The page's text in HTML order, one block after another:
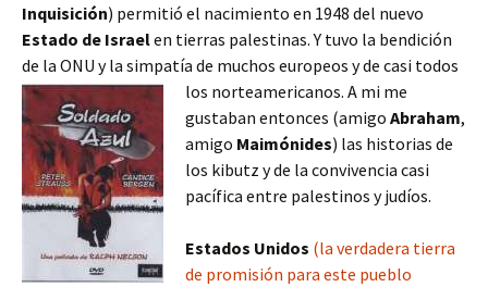
Inquisición) permitió el nacimiento en 1948 del nuevo
Estado de Israelen tierras palestinas. Y tuvo la bendición
de la ONU y la simpatía de muchos europeos y de casi todos
los norteamericanos. A mi me
gustaban entonces (amigo Abraham,
amigo Maimónides) las historias de
los kibutz y de la convivencia casi
pacífica entre palestinos y judíos.
Estados Unidos (la verdadera tierra
de promisión para este pueblo